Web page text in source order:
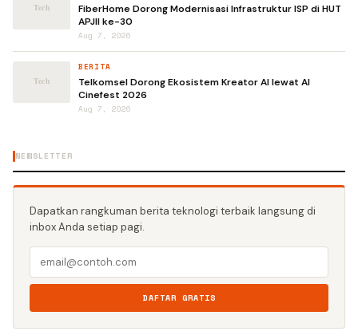
FiberHome Dorong Modernisasi Infrastruktur ISP di HUT
APJII ke-30
Aug 7, 2026
BERITA
Telkomsel Dorong Ekosistem Kreator AI lewat AI
Cinefest 2026
Aug 7, 2026
NEWSLETTER
Dapatkan rangkuman berita teknologi terbaik langsung di
inbox Anda setiap pagi.
DAFTAR GRATIS